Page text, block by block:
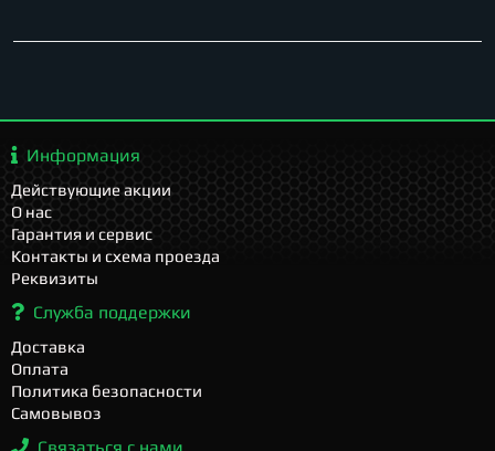
Информация
Действующие акции
О нас
Гарантия и сервис
Контакты и схема проезда
Реквизиты
Служба поддержки
Доставка
Оплата
Политика безопасности
Самовывоз